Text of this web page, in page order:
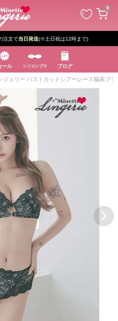
0
注文で当日発送(※土日祝は12時まで)
ール シリコンブラ ブログ
ジェリー バストカットシアーレース脇高ブ
ペー
ジト